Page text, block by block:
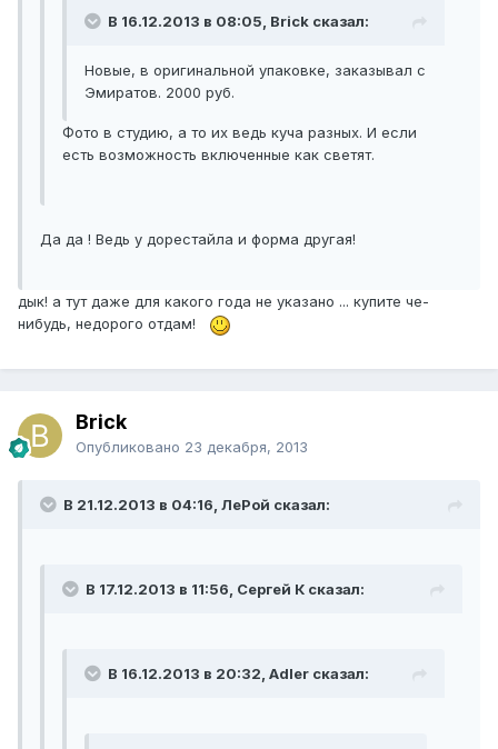
В 16.12.2013 в 08:05, Brick сказал:
Новые, в оригинальной упаковке, заказывал с
Эмиратов. 2000 руб.
Фото в студию, а то их ведь куча разных. И если
есть возможность включенные как светят.
Да да ! Ведь у дорестайла и форма другая!
дык! а тут даже для какого года не указано ... купите че-
нибудь, недорого отдам!
Brick
Опубликовано 23 декабря, 2013
В 21.12.2013 в 04:16, ЛеРой сказал:
В 17.12.2013 в 11:56, Сергей К сказал:
В 16.12.2013 в 20:32, Adler сказал: